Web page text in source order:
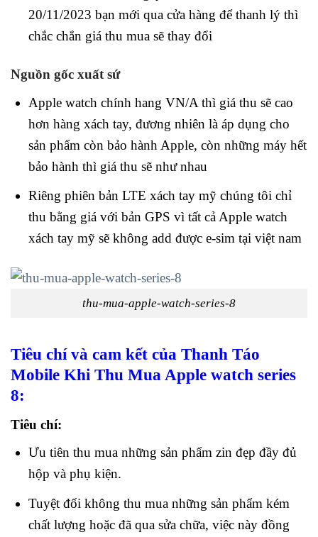
20/11/2023 bạn mới qua cửa hàng để thanh lý thì
chắc chắn giá thu mua sẽ thay đổi
Nguồn gốc xuất sứ
Apple watch chính hang VN/A thì giá thu sẽ cao
hơn hàng xách tay, đương nhiên là áp dụng cho
sản phẩm còn bảo hành Apple, còn những máy hết
bảo hành thì giá thu sẽ như nhau
Riêng phiên bản LTE xách tay mỹ chúng tôi chỉ
thu bằng giá với bản GPS vì tất cả Apple watch
xách tay mỹ sẽ không add được e-sim tại việt nam
thu-mua-apple-watch-series-8
Tiêu chí và cam kết của Thanh Táo
Mobile Khi Thu Mua Apple watch series
8:
Tiêu chí:
Ưu tiên thu mua những sản phẩm zin đẹp đầy đủ
hộp và phụ kiện.
Tuyệt đối không thu mua những sản phẩm kém
chất lượng hoặc đã qua sửa chữa, việc này đồng